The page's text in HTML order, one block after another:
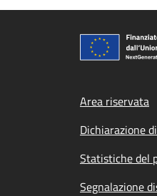
Area riservata
Dichiarazione
Statistiche del
Segnalazione